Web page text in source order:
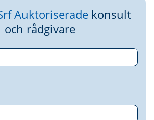
Auktoriserade konsult
och rådgivare